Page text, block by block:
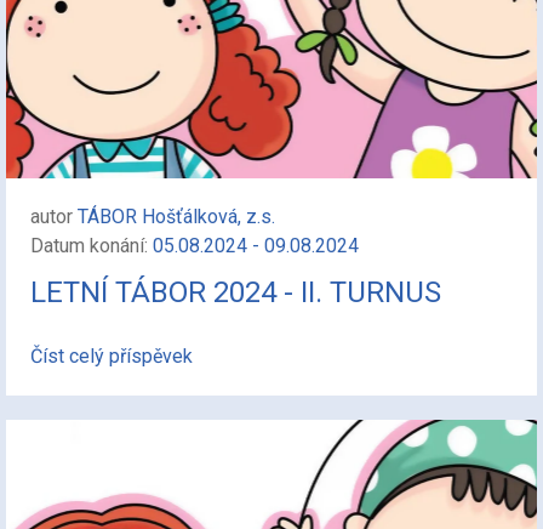
autor TÁBOR Hošťálková, z.s.
Datum konání: 05.08.2024 - 09.08.2024
LETNÍ TÁBOR 2024 - II. TURNUS
Číst celý příspěvek